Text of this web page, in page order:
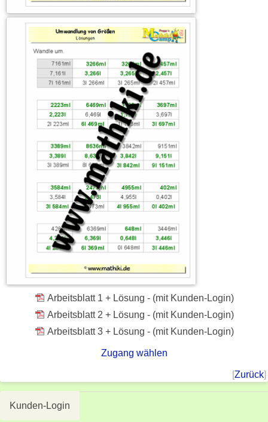
Arbeitsblatt 1 + Lösung - (mit Kunden-Login)
Arbeitsblatt 2 + Lösung - (mit Kunden-Login)
Arbeitsblatt 3 + Lösung - (mit Kunden-Login)
Zugang wählen
[Zurück]
Kunden-Login